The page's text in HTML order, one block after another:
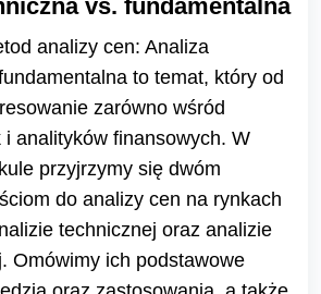
vs. fundamentalna
analizy cen: Analiza
to temat, który od
zarówno wśród
i analityków finansowych. W
przyjrzymy się dwóm
do analizy cen na rynkach
technicznej oraz analizie
Omówimy ich podstawowe